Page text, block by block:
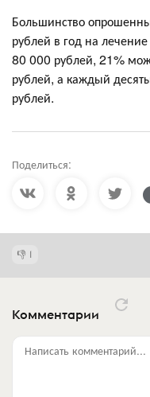
Большинство
рублей в год на
80 000 рублей, 21%
рублей, а каждый
рублей.
Поделиться:
1
Комментарии
Написать комментарий...